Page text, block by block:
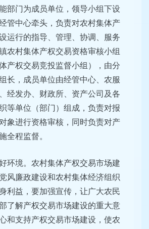
部门为成员单位，领导小组下设
管中心牵头，负责对农村集体产
运行的指导、管理、协调、服务
农村集体产权交易资格审核小组
产权交易竞投监督小组），由分
长，成员单位由经管中心、农服
经发办、财政所、资产公司及各
等单位（部门）组成，负责对报
象进行资格审核，同时负责对产
全程监督。
环境。农村集体产权交易市场建
风廉政建设和农村集体经济组织
利益，要加强宣传，让广大农民
了解产权交易市场建设的重大意
和支持产权交易市场建设，使农